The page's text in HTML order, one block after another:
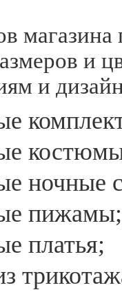
и
и
ночные
пижамы;
платья;